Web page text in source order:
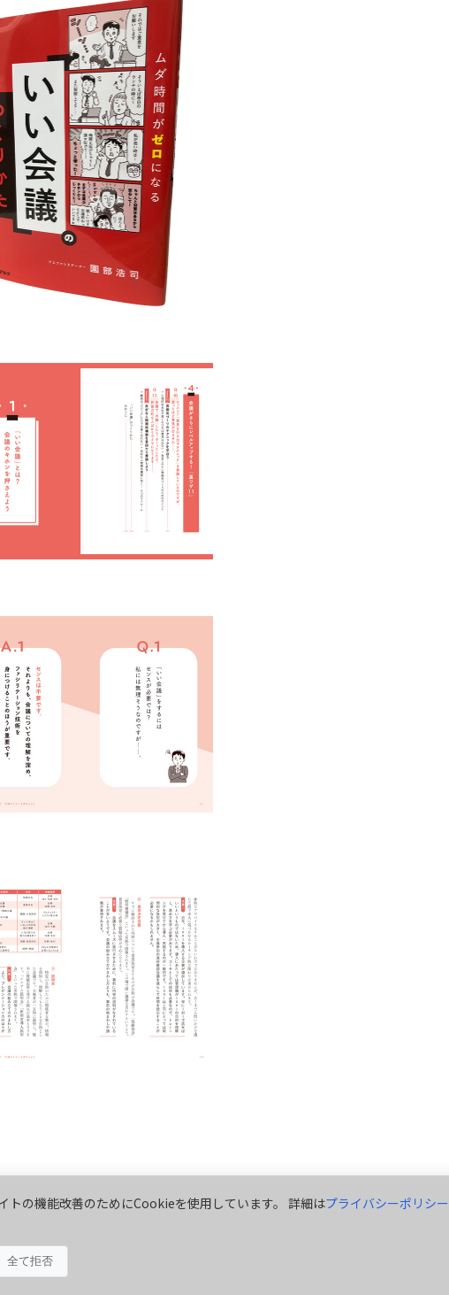
トの機能改善のためにCookieを使用しています。 詳細はプライバシーポリシー
全て拒否